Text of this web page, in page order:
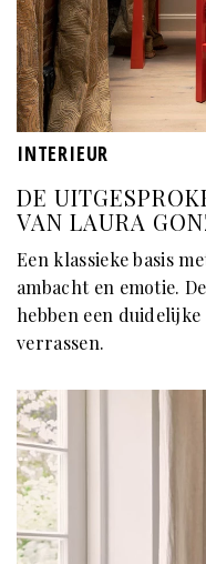
INTERIEUR
DE
VAN LAURA
Een klassieke basis
ambacht en emotie.
hebben een
verrassen.